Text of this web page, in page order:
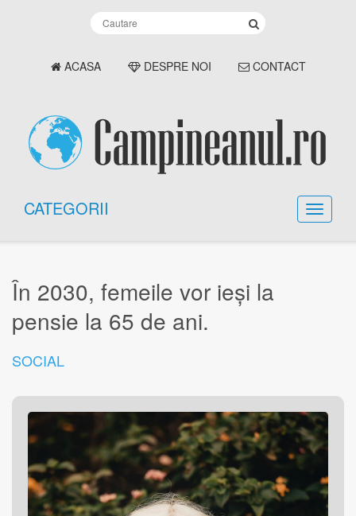
ACASA DESPRE NOI CONTACT
CATEGORII
În 2030, femeile vor ieși la
pensie la 65 de ani.
SOCIAL